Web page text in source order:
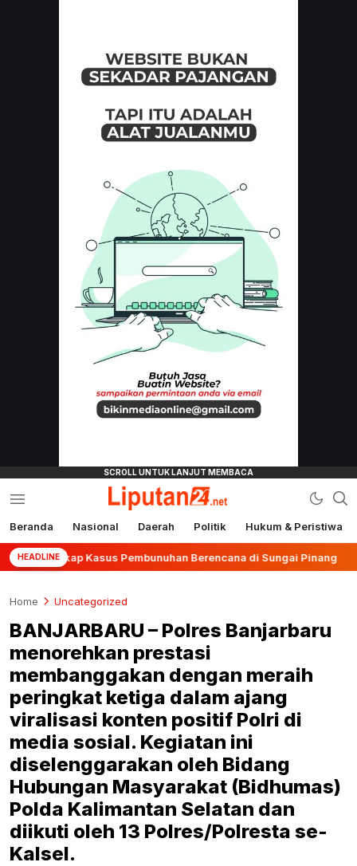
liputan24.net
Beranda Nasional Daerah Politik Hukum & Peristiwa
HEADLINE
Kasus Pembunuhan Berencana di Sungai Pinang
Home Uncategorized
BANJARBARU – Polres Banjarbaru
menorehkan prestasi
membanggakan dengan meraih
peringkat ketiga dalam ajang
viralisasi konten positif Polri di
media sosial. Kegiatan ini
diselenggarakan oleh Bidang
Hubungan Masyarakat (Bidhumas)
Polda Kalimantan Selatan dan
diikuti oleh 13 Polres/Polresta se-
Kalsel.